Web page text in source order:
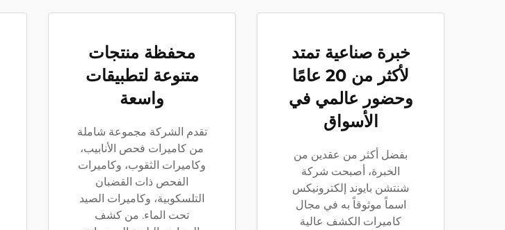
خبرة صناعية تمتد
لأكثر من 20 عامًا
وحضور عالمي في
الأسواق
بفضل أكثر من عقدين من
الخبرة، أصبحت شركة
شنتشن بايوند إلكترونيكس
اسماً موثوقاً به في مجال
كاميرات الكشف عالية
محفظة منتجات
متنوعة لتطبيقات
واسعة
تقدم الشركة مجموعة شاملة
من كاميرات فحص الأنابيب،
وكاميرات الثقوب، وكاميرات
الفحص ذات القضبان
التلسكوبية، وكاميرات الصيد
تحت الماء. من كشف